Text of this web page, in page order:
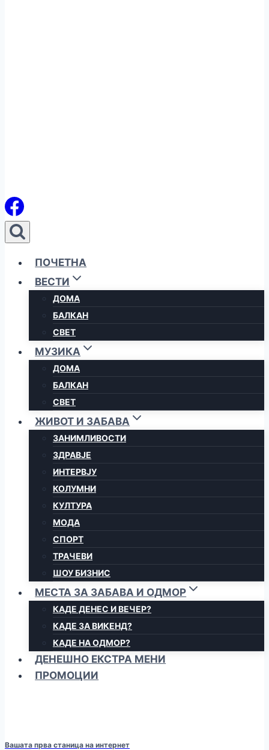
ПОЧЕТНА
ВЕСТИ
ДОМА
БАЛКАН
СВЕТ
МУЗИКА
ДОМА
БАЛКАН
СВЕТ
ЖИВОТ И ЗАБАВА
ЗАНИМЛИВОСТИ
ЗДРАВЈЕ
ИНТЕРВЈУ
КОЛУМНИ
КУЛТУРА
МОДА
СПОРТ
ТРАЧЕВИ
ШОУ БИЗНИС
МЕСТА ЗА ЗАБАВА И ОДМОР
КАДЕ ДЕНЕС И ВЕЧЕР?
КАДЕ ЗА ВИКЕНД?
КАДЕ НА ОДМОР?
ДЕНЕШНО ЕКСТРА МЕНИ
ПРОМОЦИИ
Вашата прва станица на интернет